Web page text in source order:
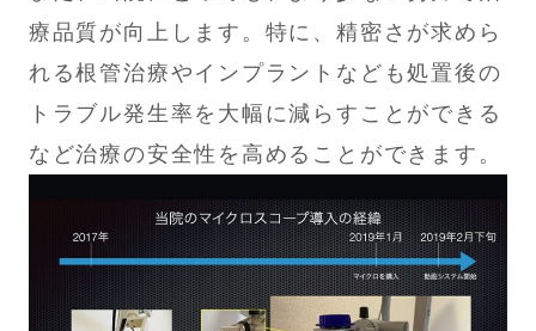
療品質が向上します。特に、精密さが求めら
れる根管治療やインプラントなども処置後の
トラブル発生率を大幅に減らすことができる
など治療の安全性を高めることができます。